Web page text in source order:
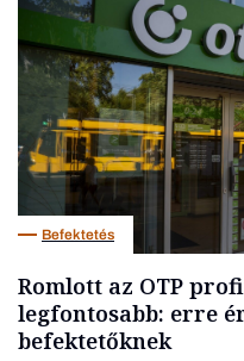
Befektetés
Romlott az OTP
legfontosabb: erre
befektetőknek